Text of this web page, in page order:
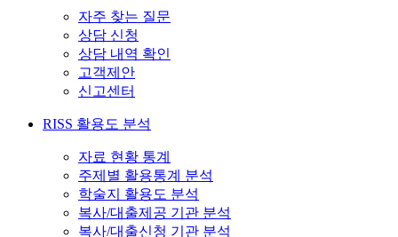
자주 찾는 질문
상담 신청
상담 내역 확인
고객제안
신고센터
RISS 활용도 분석
자료 현황 통계
주제별 활용통계 분석
학술지 활용도 분석
복사/대출제공 기관 분석
복사/대출신청 기관 분석